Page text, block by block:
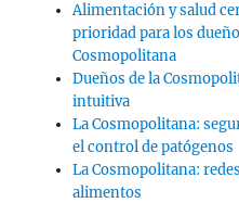
Alimentación y salud
prioridad para los
Cosmopolitana
Dueños de la
intuitiva
La Cosmopolitana:
el control de patógenos
La Cosmopolitana:
alimentos